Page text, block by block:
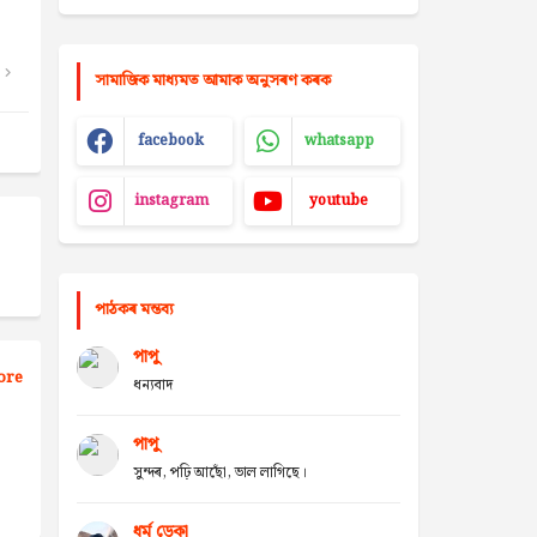
সামাজিক মাধ্যমত আমাক অনুসৰণ কৰক
facebook whatsapp
instagram youtube
পাঠকৰ মন্তব্য
পাপু
ধন্যবাদ
পাপু
সুন্দৰ, পঢ়ি আছোঁ, ভাল লাগিছে।